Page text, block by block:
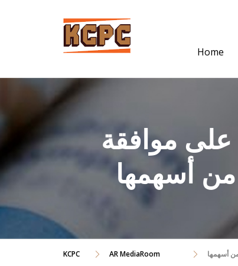
Home
موافقة
أسهمها
KCPC AR MediaRoom أسهمها